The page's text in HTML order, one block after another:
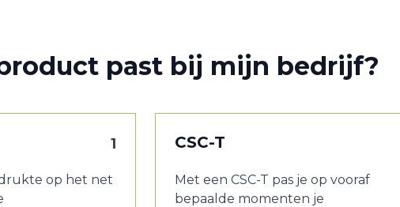
past bij mijn bedrijf?
1
drukte op het net
CSC-T
Met een CSC-T pas je op vooraf
bepaalde momenten je